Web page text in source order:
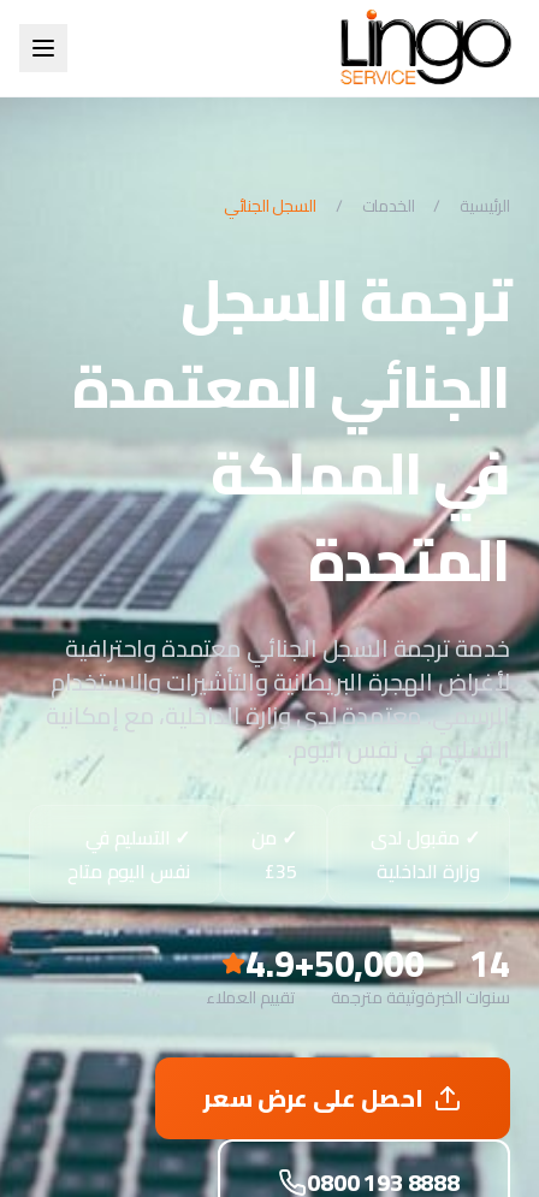
الرئيسية / الخدمات / السجل الجنائي
ترجمة السجل
الجنائي المعتمدة
في المملكة
المتحدة
خدمة ترجمة السجل الجنائي معتمدة واحترافية
لأغراض الهجرة البريطانية والتأشيرات والاستخدام
الرسمي. معتمدة لدى وزارة الداخلية، مع إمكانية
التسليم في نفس اليوم.
✓ مقبول لدى
وزارة الداخلية
✓ من
✓ التسليم في
نفس اليوم متاح
14
سنوات الخبرة50,000+
وثيقة مترجمة 4.9
تقييم العملاء
احصل على عرض سعر
0800 193 8888